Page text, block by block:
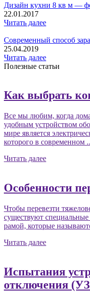
Дизайн кухни 8 кв м —
22.01.2017
Читать далее
Современный способ
25.04.2019
Читать далее
Полезные статьи
Как выбрать
Все мы любим, когда
удобным устройством
мире является
которого в современном
Читать далее
Особенности
Чтобы перевезти
существуют
рамой, которые
Читать далее
Испытания
отключения